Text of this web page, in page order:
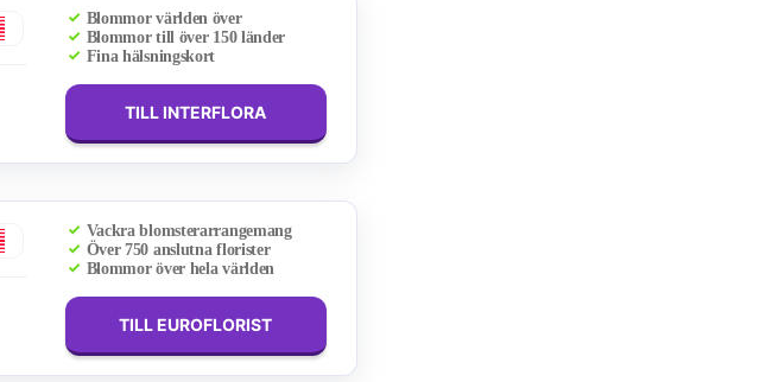
Blommor världen över
Blommor till över 150 länder
Fina hälsningskort
TILL INTERFLORA
Vackra blomsterarrangemang
Över 750 anslutna florister
Blommor över hela världen
TILL EUROFLORIST